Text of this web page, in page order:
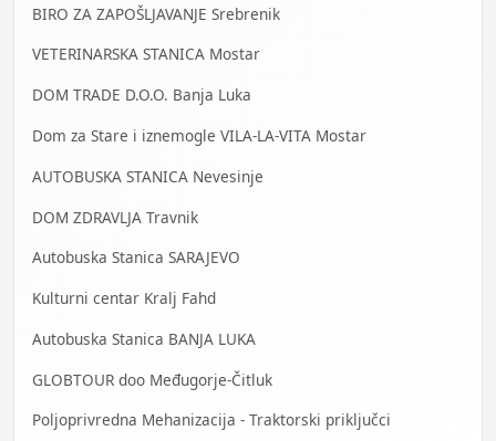
BIRO ZA ZAPOŠLJAVANJE Srebrenik
VETERINARSKA STANICA Mostar
DOM TRADE D.O.O. Banja Luka
Dom za Stare i iznemogle VILA-LA-VITA Mostar
AUTOBUSKA STANICA Nevesinje
DOM ZDRAVLJA Travnik
Autobuska Stanica SARAJEVO
Kulturni centar Kralj Fahd
Autobuska Stanica BANJA LUKA
GLOBTOUR doo Međugorje-Čitluk
Poljoprivredna Mehanizacija - Traktorski priključci